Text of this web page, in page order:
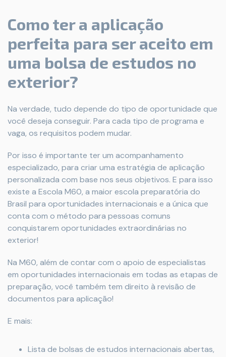
Como ter a aplicação
perfeita para ser aceito em
uma bolsa de estudos no
exterior?
Na verdade, tudo depende do tipo de oportunidade que
você deseja conseguir. Para cada tipo de programa e
vaga, os requisitos podem mudar.
Por isso é importante ter um acompanhamento
especializado, para criar uma estratégia de aplicação
personalizada com base nos seus objetivos. E para isso
existe a Escola M60, a maior escola preparatória do
Brasil para oportunidades internacionais e a única que
conta com o método para pessoas comuns
conquistarem oportunidades extraordinárias no
exterior!
Na M60, além de contar com o apoio de especialistas
em oportunidades internacionais em todas as etapas de
preparação, você também tem direito à revisão de
documentos para aplicação!
E mais:
Lista de bolsas de estudos internacionais abertas,